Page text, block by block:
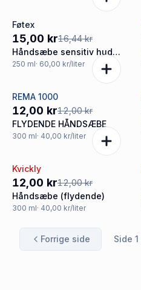
-9%
Føtex
15,00 kr16,44 kr
Håndsæbe sensitiv hud
parfumefri
250 ml· 60,00 kr/liter
Tilbud
REMA 1000
12,00 kr12,00 kr
FLYDENDE HÅNDSÆBE
300 ml· 40,00 kr/liter
Tilbud
Kvickly
12,00 kr12,00 kr
Håndsæbe (flydende)
300 ml· 40,00 kr/liter
Forrige side Side 1